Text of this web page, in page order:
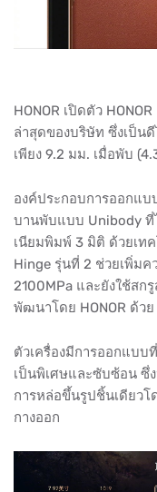
HONOR เปิดตัว
ล่าสุดของบริษัท ซึ่งเป็น
เพียง 9.2 มม. เมื่อพับ
องค์ประกอบการออกแ
บานพับแบบ Unibody ที่
เนียมพิมพ์ 3 มิติ ด้วยเทค
Hinge รุ่นที่ 2 ช่วยเพิ่ม
2100MPa และยังใช้ส
พัฒนาโดย HONOR ด้วย
ตัวเครื่องมีการออกแบบ
เป็นพิเศษและซับซ้อน ซึ่
การหล่อขึ้นรูปชิ้นเดียวโ
กางออก